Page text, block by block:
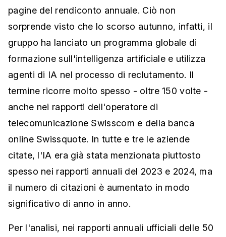
pagine del rendiconto annuale. Ciò non
sorprende visto che lo scorso autunno, infatti, il
gruppo ha lanciato un programma globale di
formazione sull'intelligenza artificiale e utilizza
agenti di IA nel processo di reclutamento. Il
termine ricorre molto spesso - oltre 150 volte -
anche nei rapporti dell'operatore di
telecomunicazione Swisscom e della banca
online Swissquote. In tutte e tre le aziende
citate, l'IA era già stata menzionata piuttosto
spesso nei rapporti annuali del 2023 e 2024, ma
il numero di citazioni è aumentato in modo
significativo di anno in anno.
Per l'analisi, nei rapporti annuali ufficiali delle 50